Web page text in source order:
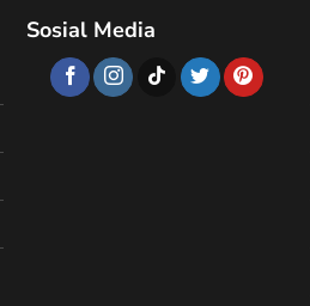
Sosial Media